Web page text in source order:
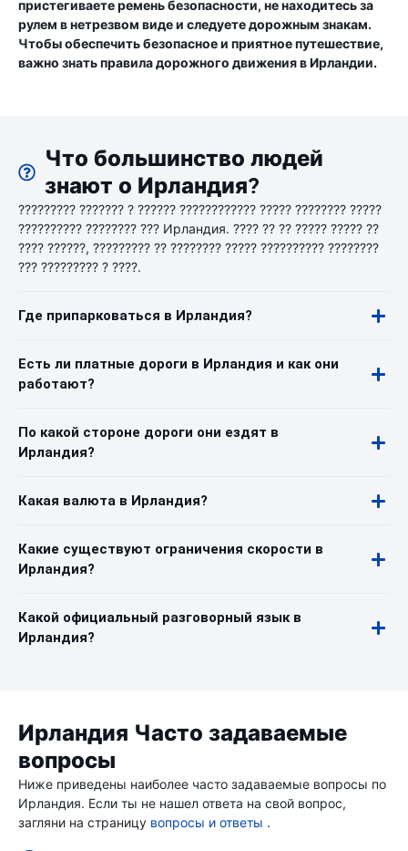
пристегиваете ремень безопасности, не находитесь за
рулем в нетрезвом виде и следуете дорожным знакам.
Чтобы обеспечить безопасное и приятное путешествие,
важно знать правила дорожного движения в Ирландии.
Что большинство людей
знают о Ирландия?
????????? ??????? ? ?????? ???????????? ????? ???????? ?????
?????????? ???????? ??? Ирландия. ???? ?? ?? ????? ????? ??
???? ??????, ????????? ?? ???????? ????? ?????????? ????????
??? ????????? ? ????.
Где припарковаться в Ирландия?
Есть ли платные дороги в Ирландия и как они
работают?
По какой стороне дороги они ездят в
Ирландия?
Какая валюта в Ирландия?
Какие существуют ограничения скорости в
Ирландия?
Какой официальный разговорный язык в
Ирландия?
Ирландия Часто задаваемые
вопросы
Ниже приведены наиболее часто задаваемые вопросы по
Ирландия. Если ты не нашел ответа на свой вопрос,
загляни на страницу вопросы и ответы .